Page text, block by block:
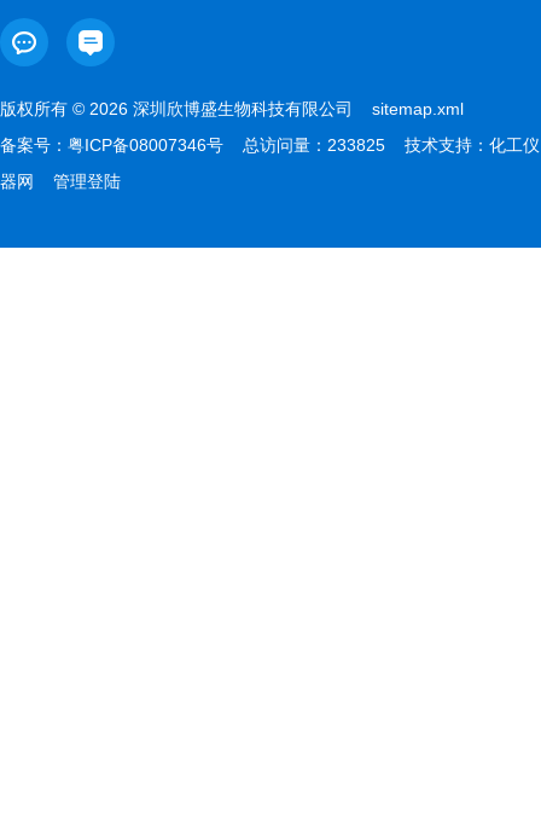
版权所有 © 2026 深圳欣博盛生物科技有限公司 sitemap.xml
备案号： 粤ICP备08007346号 总访问量：233825 技术支持： 化工仪
器网
管理登陆